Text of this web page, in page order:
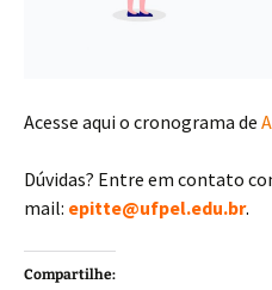
Acesse aqui o cronograma de
Dúvidas? Entre em contato
mail: epitte@ufpel.edu.br.
Compartilhe: